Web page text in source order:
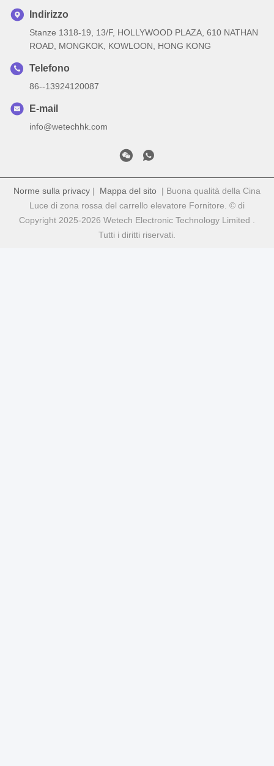
Indirizzo
Stanze 1318-19, 13/F, HOLLYWOOD PLAZA, 610 NATHAN
ROAD, MONGKOK, KOWLOON, HONG KONG
Telefono
86--13924120087
E-mail
info@wetechhk.com
Norme sulla privacy | Mappa del sito | Buona qualità della Cina
Luce di zona rossa del carrello elevatore Fornitore. © di
Copyright 2025-2026 Wetech Electronic Technology Limited .
Tutti i diritti riservati.